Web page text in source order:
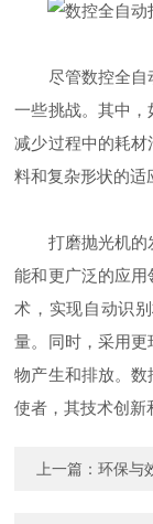
尽管数控全自动
一些挑战。其中
减少过程中的耗
料和复杂形状的适
打磨抛光机的发
能和更广泛的应
术，实现自动识
量。同时，采用
物产生和排放。
使者，其技术创新
上一篇：环保与